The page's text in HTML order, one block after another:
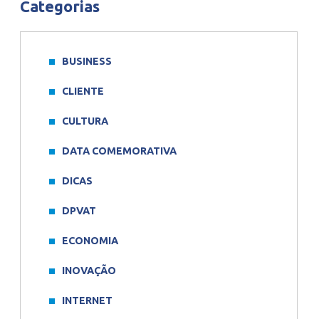
Categorias
BUSINESS
CLIENTE
CULTURA
DATA COMEMORATIVA
DICAS
DPVAT
ECONOMIA
INOVAÇÃO
INTERNET